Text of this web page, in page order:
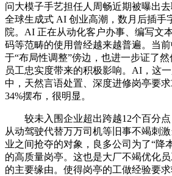
问大模子手艺担任人周畅近期被曝出
全球生成式 AI 创业高潮，数月后插手
院。AI 正在从动化客户办事、编写文
码等范畴的使用曾经越来越普遍。当
于“布局性调整”傍边，也进一步证了
员工忠实度带来的积极影响。AI，这
中，天然言语处置、深度进修岗亭要
34%摆布，很明显。
较未入围企业超出跨越12个百分点
从动驾驶代替万万司机等旧事不竭刺
业之间抢夺的对象，良多公司为了“降
的高质量岗亭。这也是大厂不竭优化
的主要缘由。使得岗亭的工做经验要